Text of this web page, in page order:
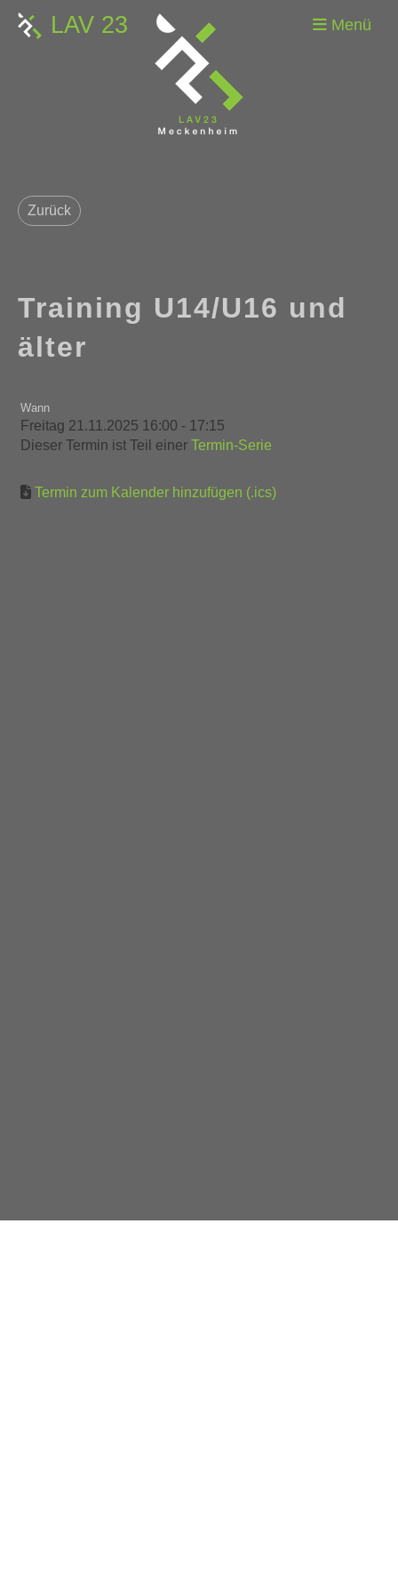
LAV 23 Menü
Zurück
Training U14/U16 und
älter
Wann
Freitag 21.11.2025 16:00 - 17:15
Dieser Termin ist Teil einer Termin-Serie
Termin zum Kalender hinzufügen (.ics)